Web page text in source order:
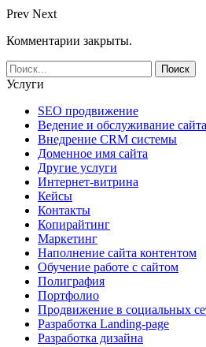
Prev Next
Комментарии закрыты.
Услуги
SEO продвижение
Ведение и обслуживание сайта
Внедрение CRM системы
Доменное имя сайта
Другие услуги
Интернет-витрина
Кейсы
Контакты
Копирайтинг
Маркетинг
Наполнение сайта контентом
Обучение работе с сайтом
Полиграфия
Портфолио
Продвижение в социальных
Разработка Landing-page
Разработка дизайна